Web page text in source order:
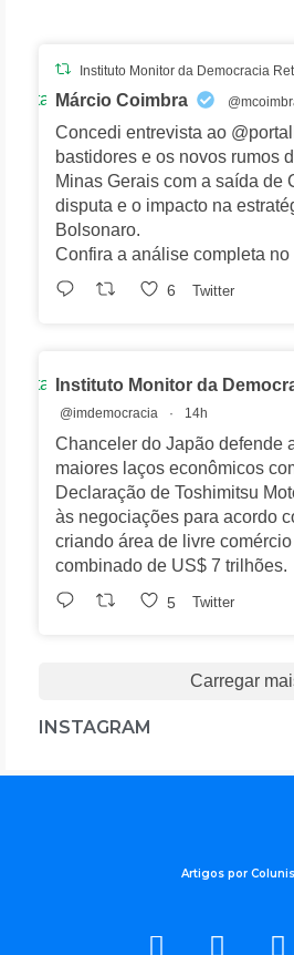
Instituto Monitor da Democracia
Avatar Márcio Coimbra
Concedi entrevista ao
bastidores e os novos rumos
Minas Gerais com a saída de
disputa e o impacto na
Bolsonaro.
Confira a análise completa no
6 Twitter
Avatar Instituto Monitor da
@imdemocracia · 14h
Chanceler do Japão defende
maiores laços econômicos
Declaração de Toshimitsu
às negociações para acordo
criando área de livre
combinado de US$ 7 trilhões.
5 Twitter
Carregar
INSTAGRAM
Artigos por